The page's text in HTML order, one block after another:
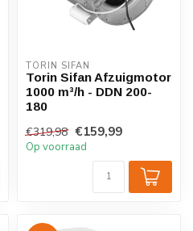
TORIN SIFAN
Torin Sifan Afzuigmotor
1000 m³/h - DDN 200-
180
€319,98 €159,99
Op voorraad